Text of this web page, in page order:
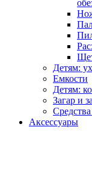
Детям:
Емкости
Детям:
Загар и
Аксессуары